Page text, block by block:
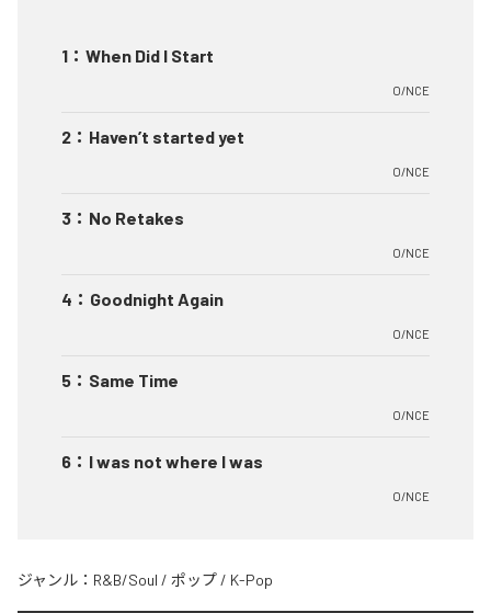
1 ： When Did I Start
O/NCE
2 ： Haven’t started yet
O/NCE
3 ： No Retakes
O/NCE
4 ： Goodnight Again
O/NCE
5 ： Same Time
O/NCE
6 ： I was not where I was
O/NCE
ジャンル： R&B/Soul / ポップ / K-Pop